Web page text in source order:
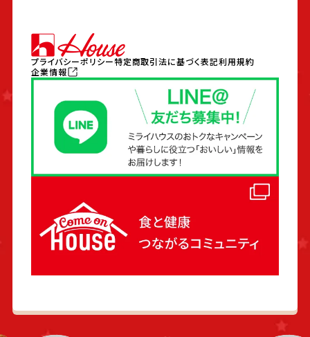
プライバシーポリシー特定商取引法に基づく表記利用規約
企業情報